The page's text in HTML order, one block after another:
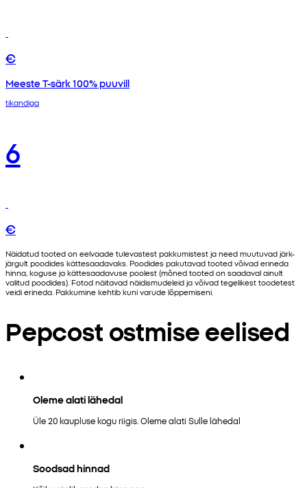
€
Meeste T-särk 100% puuvill
tikandiga
6
€
Näidatud tooted on eelvaade tulevastest pakkumistest ja need muutuvad järk-
järgult poodides kättesaadavaks. Poodides pakutavad tooted võivad erineda
hinna, koguse ja kättesaadavuse poolest (mõned tooted on saadaval ainult
valitud poodides). Fotod näitavad näidismudeleid ja võivad tegelikest toodetest
veidi erineda. Pakkumine kehtib kuni varude lõppemiseni.
Pepcost ostmise eelised
Oleme alati lähedal
Üle 20 kaupluse kogu riigis. Oleme alati Sulle lähedal
Soodsad hinnad